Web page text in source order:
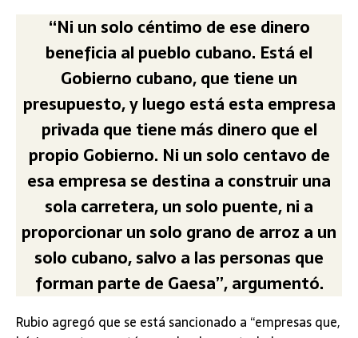
“Ni un solo céntimo de ese dinero
beneficia al pueblo cubano. Está el
Gobierno cubano, que tiene un
presupuesto, y luego está esta empresa
privada que tiene más dinero que el
propio Gobierno. Ni un solo centavo de
esa empresa se destina a construir una
sola carretera, un solo puente, ni a
proporcionar un solo grano de arroz a un
solo cubano, salvo a las personas que
forman parte de Gaesa”, argumentó.
Rubio agregó que se está sancionado a “empresas que,